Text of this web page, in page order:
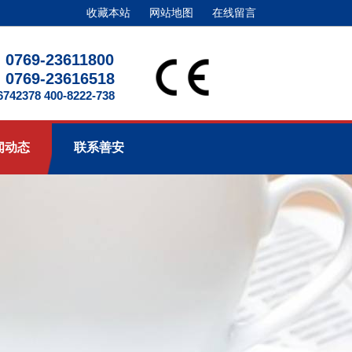
收藏本站 网站地图 在线留言
0769-23611800
0769-23616518
400-8222-738
动态 联系善安